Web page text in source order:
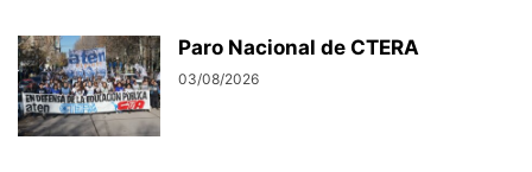
Paro Nacional de CTERA
03/08/2026